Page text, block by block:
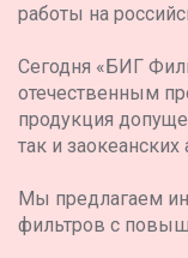
работы на
Сегодня «БИГ
отечественным
продукция
так и заокеанских
Мы предлагаем
фильтров с